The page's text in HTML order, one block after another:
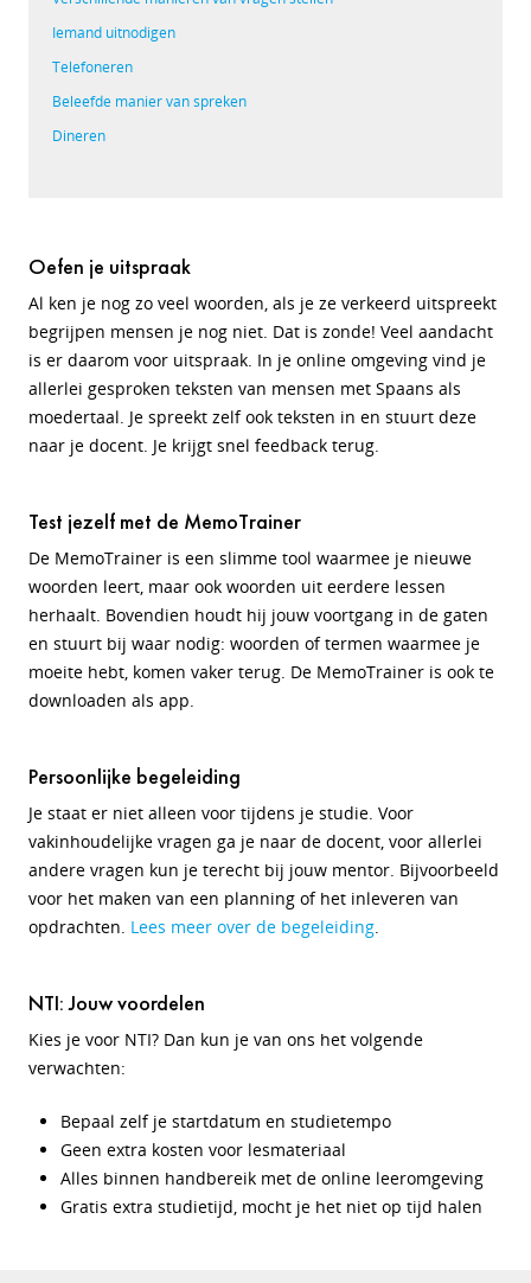
Iemand uitnodigen
Telefoneren
Beleefde manier van spreken
Dineren
Oefen je uitspraak
Al ken je nog zo veel woorden, als je ze verkeerd uitspreekt
begrijpen mensen je nog niet. Dat is zonde! Veel aandacht
is er daarom voor uitspraak. In je online omgeving vind je
allerlei gesproken teksten van mensen met Spaans als
moedertaal. Je spreekt zelf ook teksten in en stuurt deze
naar je docent. Je krijgt snel feedback terug.
Test jezelf met de MemoTrainer
De MemoTrainer is een slimme tool waarmee je nieuwe
woorden leert, maar ook woorden uit eerdere lessen
herhaalt. Bovendien houdt hij jouw voortgang in de gaten
en stuurt bij waar nodig: woorden of termen waarmee je
moeite hebt, komen vaker terug. De MemoTrainer is ook te
downloaden als app.
Persoonlijke begeleiding
Je staat er niet alleen voor tijdens je studie. Voor
vakinhoudelijke vragen ga je naar de docent, voor allerlei
andere vragen kun je terecht bij jouw mentor. Bijvoorbeeld
voor het maken van een planning of het inleveren van
opdrachten. Lees meer over de begeleiding.
NTI: Jouw voordelen
Kies je voor NTI? Dan kun je van ons het volgende
verwachten:
Bepaal zelf je startdatum en studietempo
Geen extra kosten voor lesmateriaal
Alles binnen handbereik met de online leeromgeving
Gratis extra studietijd, mocht je het niet op tijd halen